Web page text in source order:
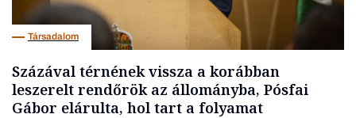
Társadalom
Százával térnének vissza a korábban
leszerelt rendőrök az állományba, Pósfai
Gábor elárulta, hol tart a folyamat